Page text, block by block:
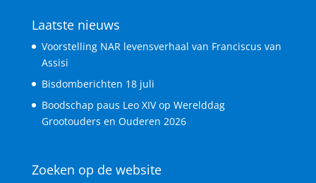
Laatste nieuws
Voorstelling NAR levensverhaal van Franciscus van
Assisi
Bisdomberichten 18 juli
Boodschap paus Leo XIV op Werelddag
Grootouders en Ouderen 2026
Zoeken op de website